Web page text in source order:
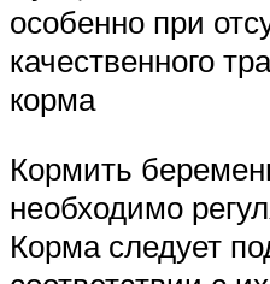
особенно при
качественного
корма
Кормить
необходимо
Корма следует